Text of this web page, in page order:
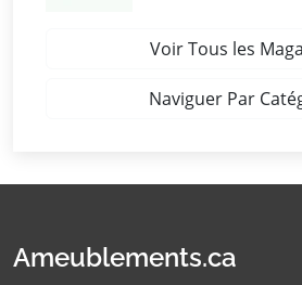
Voir Tous les
Naviguer Par
Ameublements.ca